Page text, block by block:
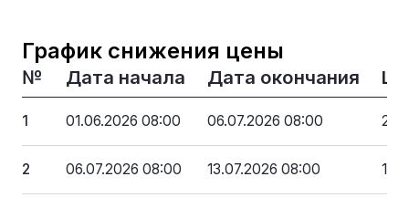
График снижения цены
№ Дата начала Дата окончания
1 01.06.2026 08:00 06.07.2026 08:00
2 06.07.2026 08:00 13.07.2026 08:00